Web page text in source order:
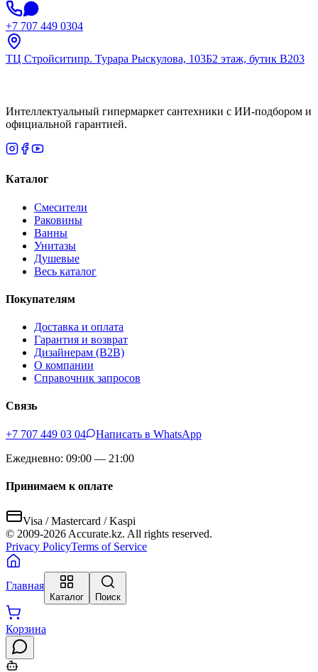
+7 707 449 0304
ТЦ Стройситипр. Турара Рыскулова, 103Б2 этаж, бутик В203
Интеллектуальный гипермаркет сантехники с ИИ-подбором и
официальной гарантией.
Каталог
Смесители
Раковины
Ванны
Унитазы
Душевые
Весь каталог
Покупателям
Доставка и оплата
Гарантия и возврат
Дизайнерам (B2B)
О компании
Справочник запросов
Связь
+7 707 449 03 04
Написать в WhatsApp
Ежедневно: 09:00 — 21:00
Принимаем к оплате
Visa / Mastercard / Kaspi
© 2009-2026 Accurate.kz. All rights reserved.
Privacy PolicyTerms of Service
Главная
Каталог Поиск
Корзина